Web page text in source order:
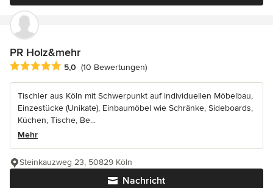
PR Holz&mehr
Durchschnittliche Bewertung: 5 von 5 Sternen
5,0 (10 Bewertungen)
Tischler aus Köln mit Schwerpunkt auf individuellen Möbelbau,
Einzestücke (Unikate), Einbaumöbel wie Schränke, Sideboards,
Küchen, Tische, Be...
Mehr
Nachricht
Steinkauzweg 23, 50829 Köln